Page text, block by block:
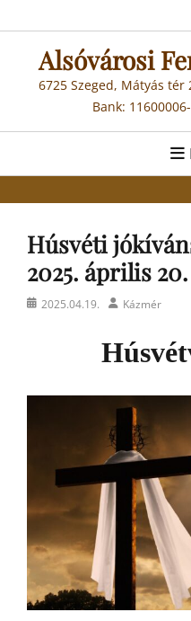
to
contentAlsóvárosi
6725 Szeged, Mátyás tér
Bank:
Húsvéti
2025. április 20.
Posted2025.04.19. AuthorKázmér